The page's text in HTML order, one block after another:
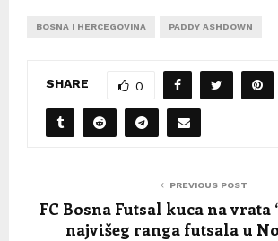
BOSNA I HERCEGOVINA PADDY ASHDOWN
SHARE 0
PREVIOUS POST
FC Bosna Futsal kuca na vrata
najvišeg ranga futsala u